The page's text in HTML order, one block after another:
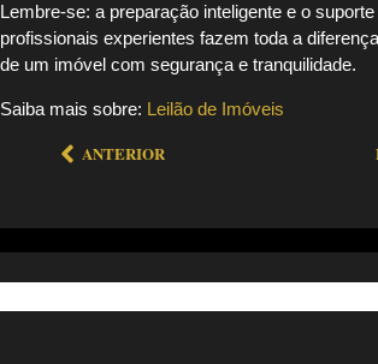
Lembre-se: a preparação inteligente e o suporte
profissionais experientes fazem toda a
de um imóvel com segurança e tranquilidade.
Saiba mais sobre: Leilão de Imóveis
ANTERIOR